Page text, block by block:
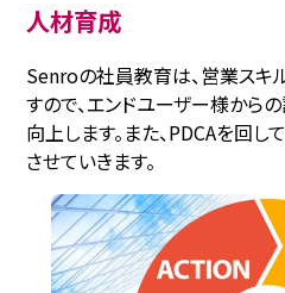
人材育成
Senroの社員教育は、営業スキ
すので、エンドユーザー様から
向上します。また、PDCAを回し
させていきます。